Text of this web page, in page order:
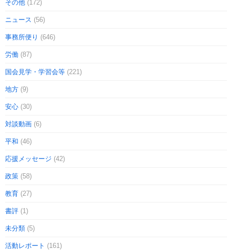
その他 (172)
ニュース (56)
事務所便り (646)
労働 (87)
国会見学・学習会等 (221)
地方 (9)
安心 (30)
対談動画 (6)
平和 (46)
応援メッセージ (42)
政策 (58)
教育 (27)
書評 (1)
未分類 (5)
活動レポート (161)